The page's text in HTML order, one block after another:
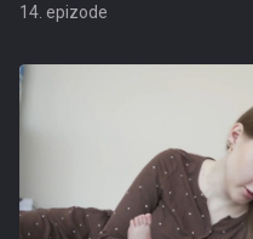
14. epizode